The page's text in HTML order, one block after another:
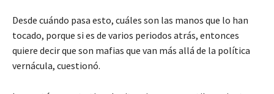
Desde cuándo pasa esto, cuáles son las manos que lo han
tocado, porque si es de varios periodos atrás, entonces
quiere decir que son mafias que van más allá de la política
vernácula, cuestionó.